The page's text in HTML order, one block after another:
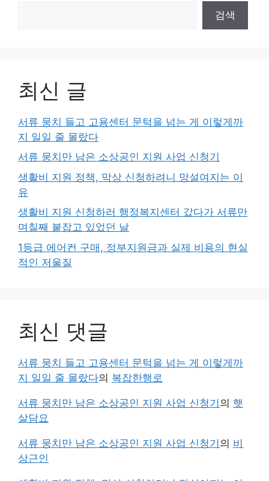
검색
최신 글
서류 뭉치 들고 고용센터 문턱을 넘는 게 이렇게까
지 일일 줄 몰랐다
서류 뭉치만 남은 소상공인 지원 사업 신청기
생활비 지원 정책, 막상 신청하려니 망설여지는 이
유
생활비 지원 신청하러 행정복지센터 갔다가 서류만
며칠째 붙잡고 있었던 날
1등급 에어컨 구매, 정부지원금과 실제 비용의 현실
적인 저울질
최신 댓글
서류 뭉치 들고 고용센터 문턱을 넘는 게 이렇게까
지 일일 줄 몰랐다의 복잡한행로
서류 뭉치만 남은 소상공인 지원 사업 신청기의 햇
살담요
서류 뭉치만 남은 소상공인 지원 사업 신청기의 비
상근인